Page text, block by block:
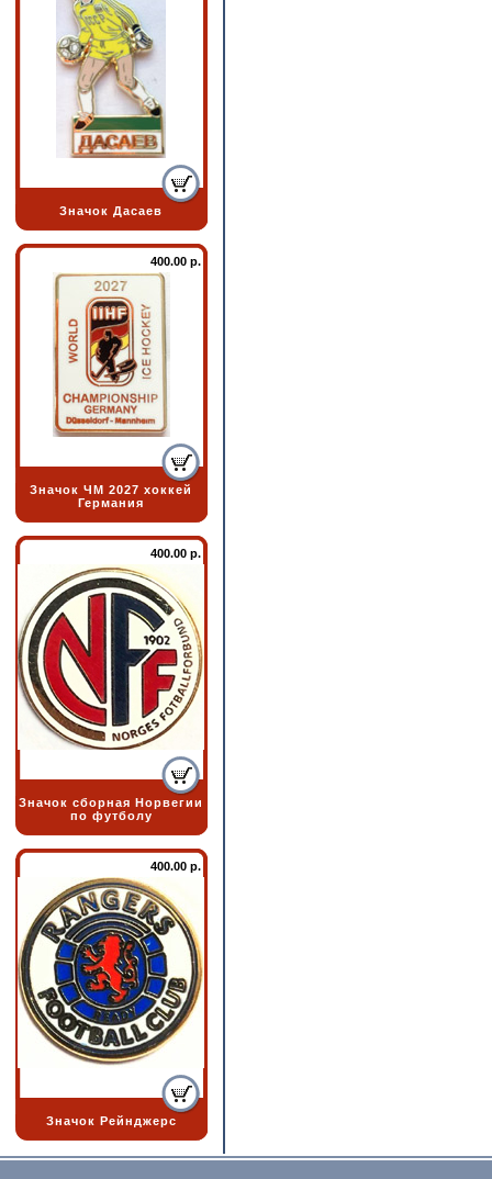
Значок Дасаев
400.00 р.
Значок ЧМ 2027 хоккей
Германия
400.00 р.
Значок сборная Норвегии
по футболу
400.00 р.
Значок Рейнджерс